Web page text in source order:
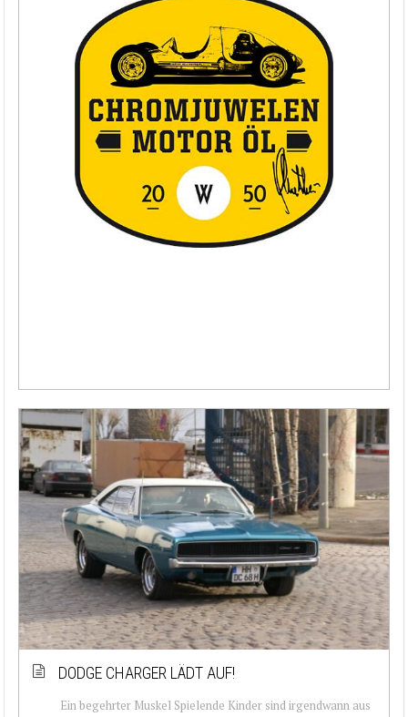
DODGE CHARGER LÄDT AUF!
Ein begehrter Muskel Spielende Kinder sind irgendwann aus